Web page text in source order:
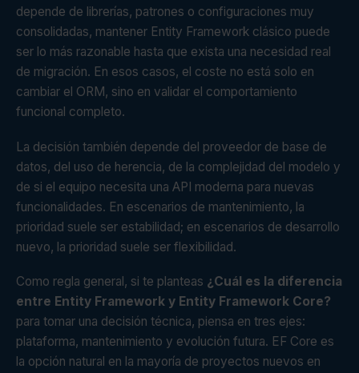
depende de librerías, patrones o configuraciones muy
consolidadas, mantener Entity Framework clásico puede
ser lo más razonable hasta que exista una necesidad real
de migración. En esos casos, el coste no está solo en
cambiar el ORM, sino en validar el comportamiento
funcional completo.
La decisión también depende del proveedor de base de
datos, del uso de herencia, de la complejidad del modelo y
de si el equipo necesita una API moderna para nuevas
funcionalidades. En escenarios de mantenimiento, la
prioridad suele ser estabilidad; en escenarios de desarrollo
nuevo, la prioridad suele ser flexibilidad.
Como regla general, si te planteas ¿Cuál es la diferencia
entre Entity Framework y Entity Framework Core?
para tomar una decisión técnica, piensa en tres ejes:
plataforma, mantenimiento y evolución futura. EF Core es
la opción natural en la mayoría de proyectos nuevos en